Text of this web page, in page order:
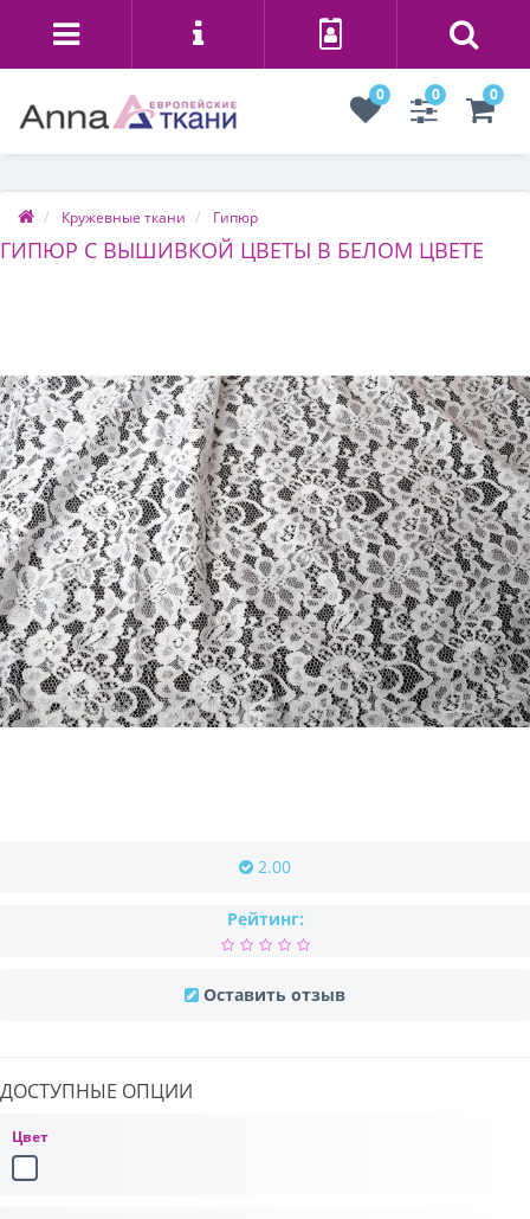
0 0 0
Кружевные ткани Гипюр
ГИПЮР С ВЫШИВКОЙ ЦВЕТЫ В БЕЛОМ ЦВЕТЕ
2.00
Рейтинг:
Оставить отзыв
ДОСТУПНЫЕ ОПЦИИ
Цвет